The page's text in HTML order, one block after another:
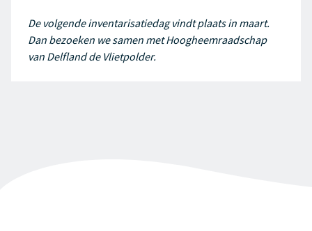
De volgende inventarisatiedag vindt plaats in maart.
Dan bezoeken we samen met Hoogheemraadschap
van Delfland de Vlietpolder.